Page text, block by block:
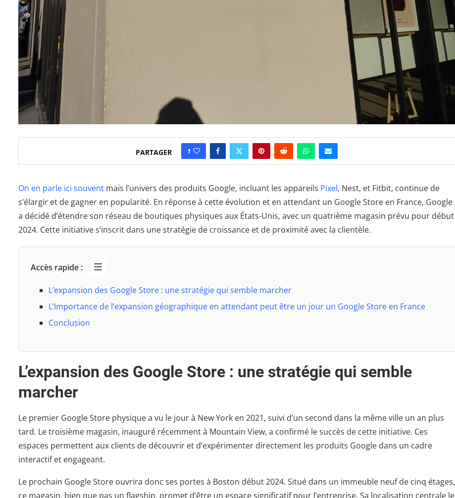
PARTAGER 1
On en parle ici souvent mais l’univers des produits Google, incluant les appareils Pixel, Nest, et Fitbit, continue de
s’élargir et de gagner en popularité. En réponse à cette évolution et en attendant un Google Store en France, Google
a décidé d’étendre son réseau de boutiques physiques aux États-Unis, avec un quatrième magasin prévu pour début
2024. Cette initiative s’inscrit dans une stratégie de croissance et de proximité avec la clientèle.
Accès rapide :
L’expansion des Google Store : une stratégie qui semble marcher
L’Importance de l’expansion géographique en attendant peut être un jour un Google Store en France
Conclusion
L’expansion des Google Store : une stratégie qui semble
marcher
Le premier Google Store physique a vu le jour à New York en 2021, suivi d’un second dans la même ville un an plus
tard. Le troisième magasin, inauguré récemment à Mountain View, a confirmé le succès de cette initiative. Ces
espaces permettent aux clients de découvrir et d’expérimenter directement les produits Google dans un cadre
interactif et engageant.
Le prochain Google Store ouvrira donc ses portes à Boston début 2024. Situé dans un immeuble neuf de cinq étages,
ce magasin, bien que pas un flagship, promet d’être un espace significatif pour l’entreprise. Sa localisation centrale le